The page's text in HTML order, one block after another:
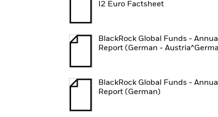
I2 Euro Factsheet
BlackRock Global Funds -
Report (German -
BlackRock Global Funds -
Report (German)